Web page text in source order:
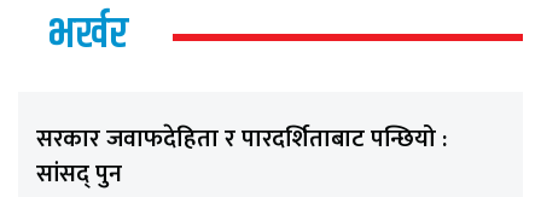
भर्खर
सरकार जवाफदेहिता र पारदर्शिताबाट पन्छियो :
सांसद् पुन